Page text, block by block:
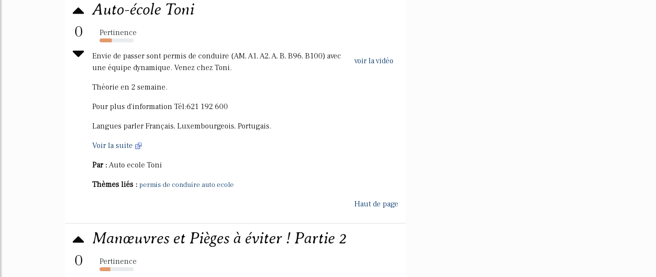
0
Auto-école Toni
Pertinence
36%
voir la vidéo
Envie de passer sont permis de conduire (AM, A1, A2, A, B, B96, B100) avec
une équipe dynamique. Venez chez Toni.
Théorie en 2 semaine.
Pour plus d'information Tél:621 192 600
Langues parler Français, Luxembourgeois, Portugais.
Voir la suite
Par : Auto ecole Toni
Thèmes liés : permis de conduire auto ecole
Haut de page
0
Manœuvres et Pièges à éviter ! Partie 2
Pertinence
31%